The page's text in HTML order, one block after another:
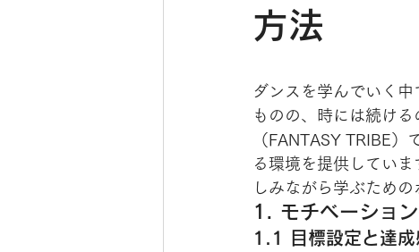
方法
ダンスを学んでいく
ものの、時には続け
（FANTASY TRIBE
る環境を提供してい
しみながら学ぶための
1. モチベーショ
1.1 目標設定と達成